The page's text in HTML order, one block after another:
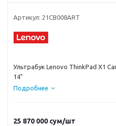
Артикул: 21CB008ART
Ультрабук Lenovo ThinkPad X1
14"
Подробнее
25 870 000 сум/шт